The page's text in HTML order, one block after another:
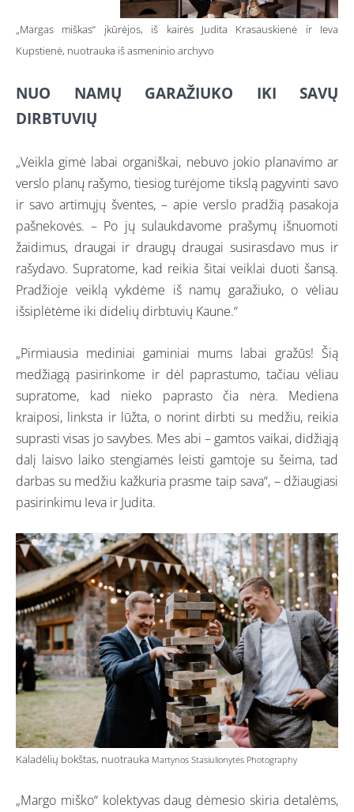
„Margas miškas“ įkūrėjos, iš kairės Judita Krasauskienė ir Ieva
Kupstienė, nuotrauka iš asmeninio archyvo
NUO NAMŲ GARAŽIUKO IKI SAVŲ
DIRBTUVIŲ
„Veikla gimė labai organiškai, nebuvo jokio planavimo ar
verslo planų rašymo, tiesiog turėjome tikslą pagyvinti savo
ir savo artimųjų šventes, – apie verslo pradžią pasakoja
pašnekovės. – Po jų sulaukdavome prašymų išnuomoti
žaidimus, draugai ir draugų draugai susirasdavo mus ir
rašydavo. Supratome, kad reikia šitai veiklai duoti šansą.
Pradžioje veiklą vykdėme iš namų garažiuko, o vėliau
išsiplėtėme iki didelių dirbtuvių Kaune.“
„Pirmiausia mediniai gaminiai mums labai gražūs! Šią
medžiagą pasirinkome ir dėl paprastumo, tačiau vėliau
supratome, kad nieko paprasto čia nėra. Mediena
kraiposi, linksta ir lūžta, o norint dirbti su medžiu, reikia
suprasti visas jo savybes. Mes abi – gamtos vaikai, didžiąją
dalį laisvo laiko stengiamės leisti gamtoje su šeima, tad
darbas su medžiu kažkuria prasme taip sava“, – džiaugiasi
pasirinkimu Ieva ir Judita.
Kaladėlių bokštas, nuotrauka Martynos Stasiulionytės Photography
„Margo miško“ kolektyvas daug dėmesio skiria detalėms,